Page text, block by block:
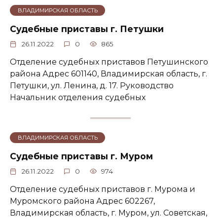
ВЛАДИМИРСКАЯ ОБЛАСТЬ
Судебные приставы г. Петушки
26.11.2022 0 865
Отделение судебных приставов Петушинского
района Адрес 601140, Владимирская область, г.
Петушки, ул. Ленина, д. 17. Руководство
Начальник отделения судебных
ВЛАДИМИРСКАЯ ОБЛАСТЬ
Судебные приставы г. Муром
26.11.2022 0 974
Отделение судебных приставов г. Мурома и
Муромского района Адрес 602267,
Владимирская область, г. Муром, ул. Советская,